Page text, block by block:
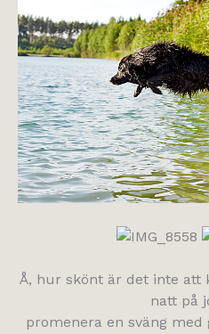
Å, hur skönt är det inte att
natt på
promenera en sväng